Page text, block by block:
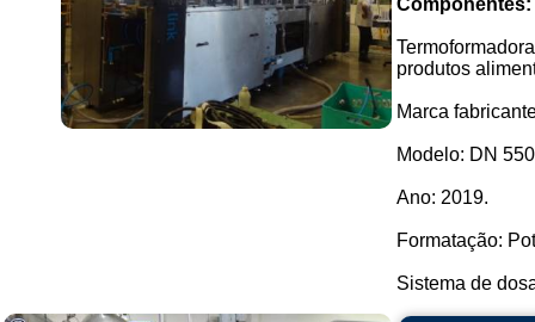
Componentes:
produtos
Marca
Modelo: DN
Ano: 2019.
Formatação:
Sistema de